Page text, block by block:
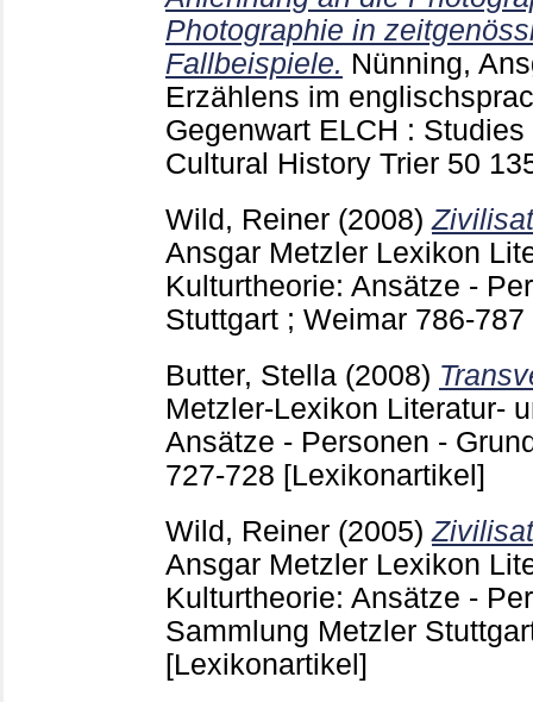
Photographie in
Fallbeispiele. Nünning,
Erzählens im
Gegenwart ELCH :
Cultural History Trier 50
Wild, Reiner (2008)
Ansgar Metzler Lexikon
Kulturtheorie: Ansätze -
Stuttgart ; Weimar 786-787
Butter, Stella (2008)
Metzler-Lexikon Literatur-
Ansätze - Personen -
727-728 [Lexikonartikel]
Wild, Reiner (2005)
Ansgar Metzler Lexikon
Kulturtheorie: Ansätze -
Sammlung Metzler
[Lexikonartikel]